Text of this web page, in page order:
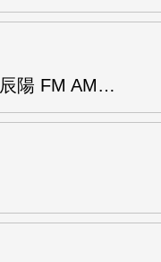
陽 FM AM…